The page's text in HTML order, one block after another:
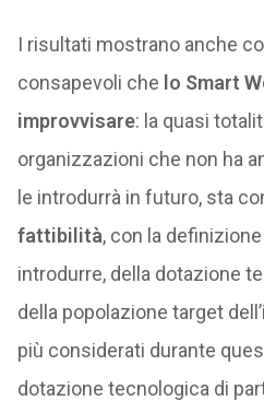
I risultati mostrano anche
consapevoli che lo Smart
improvvisare: la quasi
organizzazioni che non ha
le introdurrà in futuro, sta
fattibilità, con la
introdurre, della dotazione
della popolazione target
più considerati durante
dotazione tecnologica di